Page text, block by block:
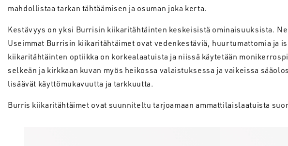
mahdollistaa tarkan tähtäämisen ja osuman joka kerta.
Kestävyys on yksi Burrisin kiikaritähtäinten keskeisistä ominaisuuksista.
Useimmat Burrisin kiikaritähtäimet ovat vedenkestäviä, huurtumattomia
kiikaritähtäinten optiikka on korkealaatuista ja niissä käytetään
selkeän ja kirkkaan kuvan myös heikossa valaistuksessa ja vaikeissa
lisäävät käyttömukavuutta ja tarkkuutta.
Burris kiikaritähtäimet ovat suunniteltu tarjoamaan ammattilaislaatuista